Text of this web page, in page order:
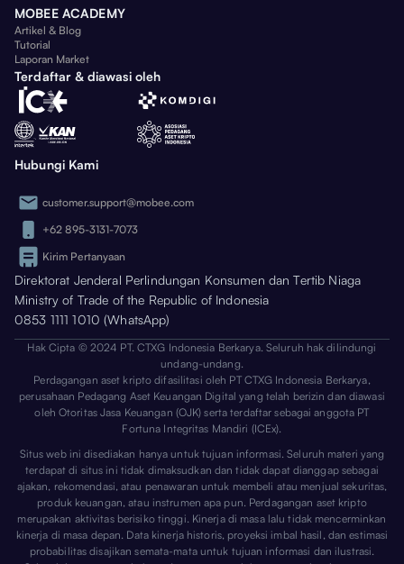
MOBEE ACADEMY
Artikel & Blog
Tutorial
Laporan Market
Terdaftar & diawasi oleh
Hubungi Kami
customer.support@mobee.com
+62 895-3131-7073
Kirim Pertanyaan
Direktorat Jenderal Perlindungan Konsumen dan Tertib Niaga
Ministry of Trade of the Republic of Indonesia
0853 1111 1010 (WhatsApp)
Hak Cipta © 2024 PT. CTXG Indonesia Berkarya. Seluruh hak dilindungi
undang-undang.
Perdagangan aset kripto difasilitasi oleh PT CTXG Indonesia Berkarya,
perusahaan Pedagang Aset Keuangan Digital yang telah berizin dan diawasi
oleh Otoritas Jasa Keuangan (OJK) serta terdaftar sebagai anggota PT
Fortuna Integritas Mandiri (ICEx).
Situs web ini disediakan hanya untuk tujuan informasi. Seluruh materi yang
terdapat di situs ini tidak dimaksudkan dan tidak dapat dianggap sebagai
ajakan, rekomendasi, atau penawaran untuk membeli atau menjual sekuritas,
produk keuangan, atau instrumen apa pun. Perdagangan aset kripto
merupakan aktivitas berisiko tinggi. Kinerja di masa lalu tidak mencerminkan
kinerja di masa depan. Data kinerja historis, proyeksi imbal hasil, dan estimasi
probabilitas disajikan semata-mata untuk tujuan informasi dan ilustrasi.